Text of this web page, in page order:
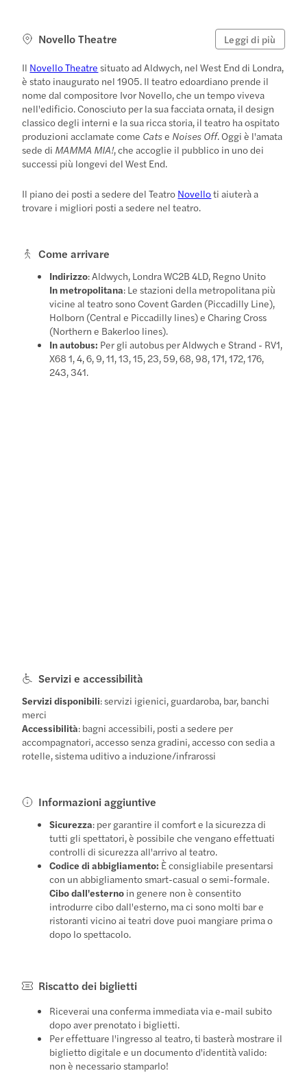
Novello Theatre Leggi di più
Il Novello Theatre situato ad Aldwych, nel West End di Londra,
è stato inaugurato nel 1905. Il teatro edoardiano prende il
nome dal compositore Ivor Novello, che un tempo viveva
nell'edificio. Conosciuto per la sua facciata ornata, il design
classico degli interni e la sua ricca storia, il teatro ha ospitato
produzioni acclamate come Catse Noises Off. Oggi è l'amata
sede di MAMMA MIA!, che accoglie il pubblico in uno dei
successi più longevi del West End.
Il piano dei posti a sedere del Teatro Novelloti aiuterà a
trovare i migliori posti a sedere nel teatro.
Come arrivare
Indirizzo: Aldwych, Londra WC2B 4LD, Regno Unito
In metropolitana: Le stazioni della metropolitana più
vicine al teatro sono Covent Garden (Piccadilly Line),
Holborn (Central e Piccadilly lines) e Charing Cross
(Northern e Bakerloo lines).
In autobus: Per gli autobus per Aldwych e Strand - RV1,
X68 1, 4, 6, 9, 11, 13, 15, 23, 59, 68, 98, 171, 172, 176,
243, 341.
Servizi e accessibilità
Servizi disponibili: servizi igienici, guardaroba, bar, banchi
merci
Accessibilità: bagni accessibili, posti a sedere per
accompagnatori, accesso senza gradini, accesso con sedia a
rotelle, sistema uditivo a induzione/infrarossi
Informazioni aggiuntive
Sicurezza: per garantire il comfort e la sicurezza di
tutti gli spettatori, è possibile che vengano effettuati
controlli di sicurezza all'arrivo al teatro.
Codice di abbigliamento: È consigliabile presentarsi
con un abbigliamento smart-casual o semi-formale.
Cibo dall'esterno in genere non è consentito
introdurre cibo dall'esterno, ma ci sono molti bar e
ristoranti vicino ai teatri dove puoi mangiare prima o
dopo lo spettacolo.
Riscatto dei biglietti
Riceverai una conferma immediata via e-mail subito
dopo aver prenotato i biglietti.
Per effettuare l'ingresso al teatro, ti basterà mostrare il
biglietto digitale e un documento d'identità valido:
non è necessario stamparlo!